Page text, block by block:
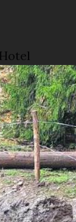
die
und
sehr